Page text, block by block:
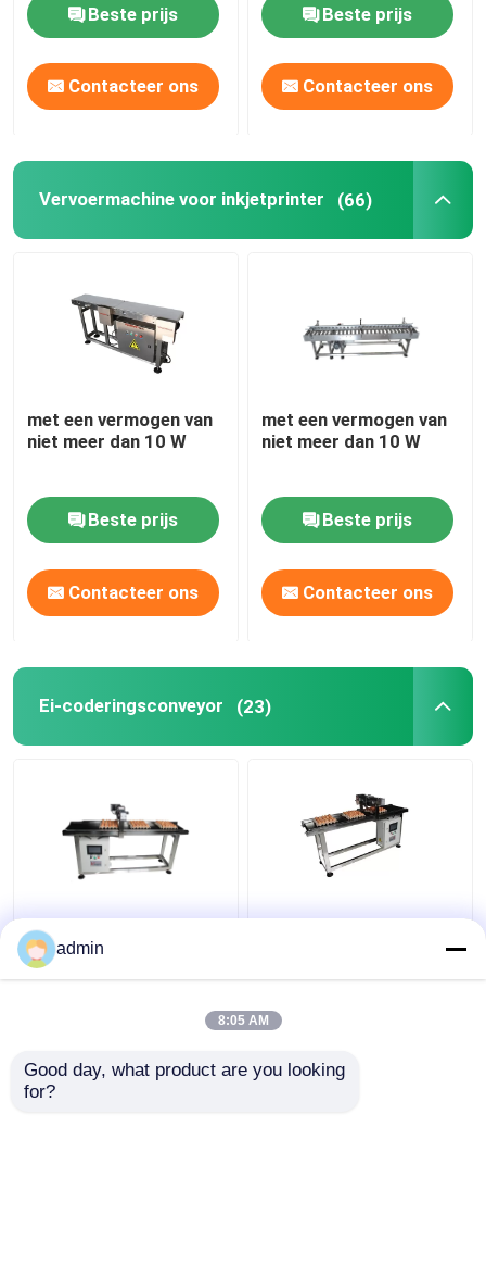
Beste prijs
Contacteer ons
Beste prijs
Contacteer ons
Vervoermachine voor inkjetprinter (66)
met een vermogen van
niet meer dan 10 W
Beste prijs
Contacteer ons
met een vermogen van
niet meer dan 10 W
Beste prijs
Contacteer ons
Ei-coderingsconveyor (23)
E5 400W X Traverse-
systeem Ei-
coderingsconveyor
admin
8:05 AM
Good day, what product are you looking
for?